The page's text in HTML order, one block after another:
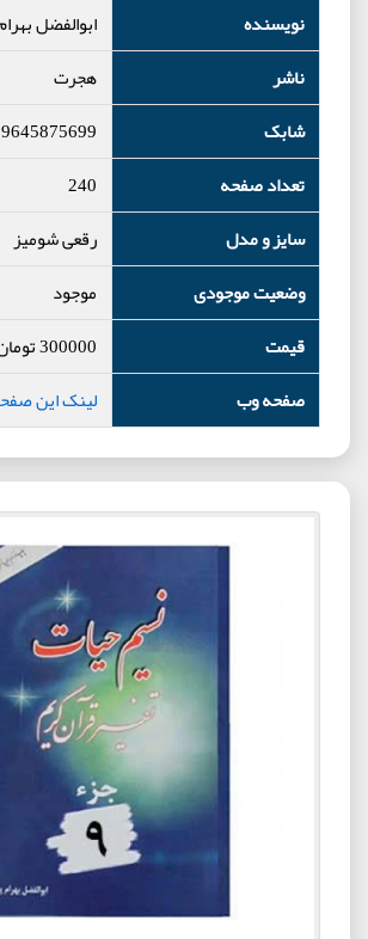
نویسنده
ابوالفضل
ناشر
هجرت
شابک
9645875699
تعداد صفحه
240
سایز و مدل
رقعی شومیز
وضعیت موجودی
موجود
قیمت
300000
صفحه وب
لینک این